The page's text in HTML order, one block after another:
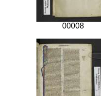
00008